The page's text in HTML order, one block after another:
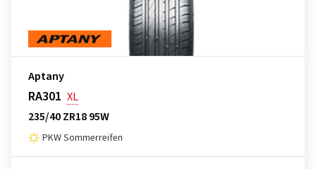
Aptany
RA301 XL
235/40 ZR18 95W
PKW Sommerreifen